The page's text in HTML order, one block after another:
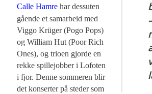
Calle Hamre har dessuten
gående et samarbeid med
Viggo Krüger (Pogo Pops)
og William Hut (Poor Rich
Ones), og trioen gjorde en
rekke spillejobber i Lofoten
i fjor. Denne sommeren blir
det konserter på steder som